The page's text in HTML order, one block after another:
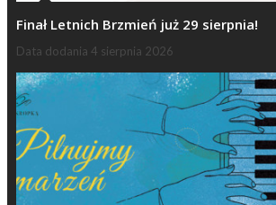
Finał Letnich Brzmień już 29 sierpnia!
Data dodania 4 sierpnia 2026